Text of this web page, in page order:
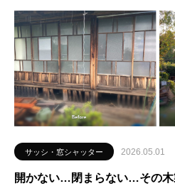
サッシ・窓シャッター 2026.05.01
開かない…閉まらない…その木